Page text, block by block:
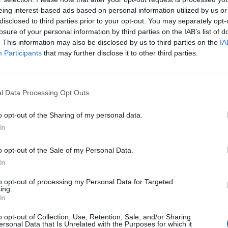
interest-based ads based on personal information utilized by us
to third parties prior to your opt-out. You may separately
of your personal information by third parties on the IAB’s list of
This information may also be disclosed by us to third parties on the
Participants that may further disclose it to other third parties.
Data Processing Opt Outs
opt-out of the Sharing of my personal data.
opt-out of the Sale of my Personal Data.
opt-out of processing my Personal Data for Targeted
opt-out of Collection, Use, Retention, Sale, and/or Sharing
Data that Is Unrelated with the Purposes for which it
και καταγγέλει τις απαράδεκτες
τις κυβερνητικές προτάσεις για τον ΕΟΠΥΥ. Ο
υπέυθυνος δεν είναι σε θέση να
προσέρχονται οι ασθενείς σε αυτόν και ποιους
την μετακύλιση του κόστους πρωτοβάθμιας
τον ασφαλισμένο ως εξής:
λειτουργία των ιατρείων (κρατικών και
σε ένα τετράωρο οδηγώντας τους έτσι ώστε
λειτουργίας του ΕΟΠΥΥ.
την δυνατότητα αξιοπρεπούς και
η απόσυρση του κράτους από τις